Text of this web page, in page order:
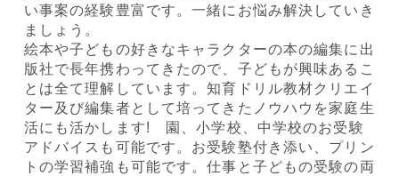
い事案の経験豊富です。一緒にお悩み解決していき
ましょう。
絵本や子どもの好きなキャラクターの本の編集に出
版社で長年携わってきたので、子どもが興味あるこ
とは全て理解しています。知育ドリル教材クリエイ
ター及び編集者として培ってきたノウハウを家庭生
活にも活かします! 園、小学校、中学校のお受験
アドバイスも可能です。お受験塾付き添い、プリン
トの学習補強も可能です。仕事と子どもの受験の両